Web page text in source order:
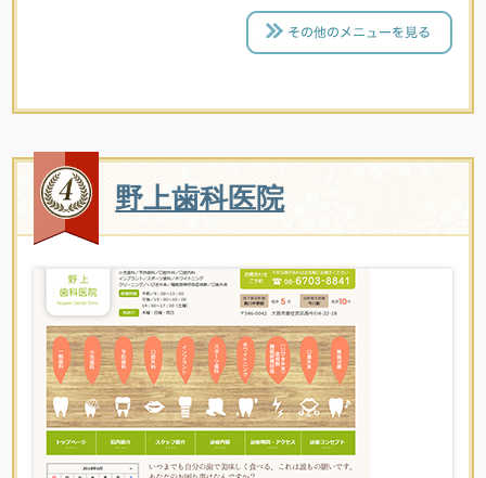
野上歯科医院